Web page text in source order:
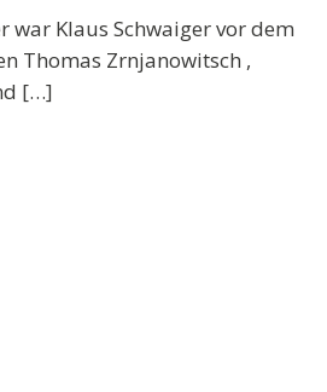
war Klaus Schwaiger vor dem
Thomas Zrnjanowitsch ,
[…]